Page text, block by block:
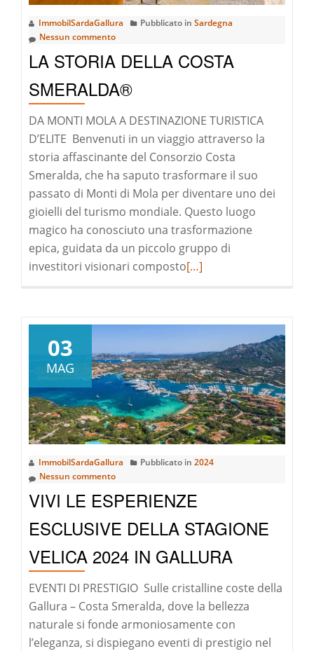
EUROPEO
ImmobilSardaGallura Pubblicato in Sardegna
Nessun commento
LA STORIA DELLA COSTA
SMERALDA®
DA MONTI MOLA A DESTINAZIONE TURISTICA
D’ELITE Benvenuti in un viaggio attraverso la
storia affascinante del Consorzio Costa
Smeralda, che ha saputo trasformare il suo
passato di Monti di Mola per diventare uno dei
gioielli del turismo mondiale. Questo luogo
magico ha conosciuto una trasformazione
epica, guidata da un piccolo gruppo di
investitori visionari compostoLeggi
STORIA
DELLA
COSTA
SMERALDA®
[…]
03
MAG
ImmobilSardaGallura Pubblicato in 2024
Nessun commento
VIVI LE ESPERIENZE
ESCLUSIVE DELLA STAGIONE
VELICA 2024 IN GALLURA
EVENTI DI PRESTIGIO Sulle cristalline coste della
Gallura – Costa Smeralda, dove la bellezza
naturale si fonde armoniosamente con
l’eleganza, si dispiegano eventi di prestigio nel